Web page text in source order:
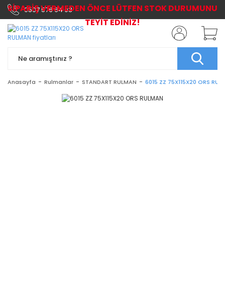
0507 576 64 03
Anasayfa Rulmanlar STANDART RULMAN 6015 ZZ 75X115X20 ORS
SİPARİŞ VERMEDEN ÖNCE LÜTFEN STOK DURUMUNU
TEYİT EDİNİZ!